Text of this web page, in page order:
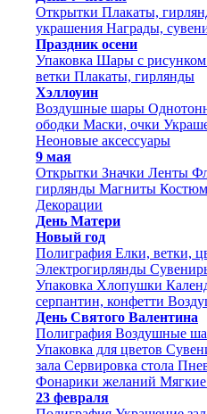
Открытки Плакаты,
украшения Награды,
Праздник осени
Упаковка Шары с рисунком
ветки Плакаты, гирлянды
Хэллоуин
Воздушные шары
ободки Маски, очки
Неоновые аксессуары
9 мая
Открытки Значки Ленты
гирлянды Магниты
Декорации
День Матери
Новый год
Полиграфия Елки, ветки,
Электрогирлянды
Упаковка Хлопушки
серпантин, конфетти
День Святого Валентина
Полиграфия Воздушные
Упаковка для цветов
зала Сервировка стола
Фонарики желаний
23 февраля